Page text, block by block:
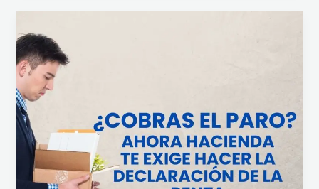
Exige
la
Declaración
de
Renta
a
los
Parados: